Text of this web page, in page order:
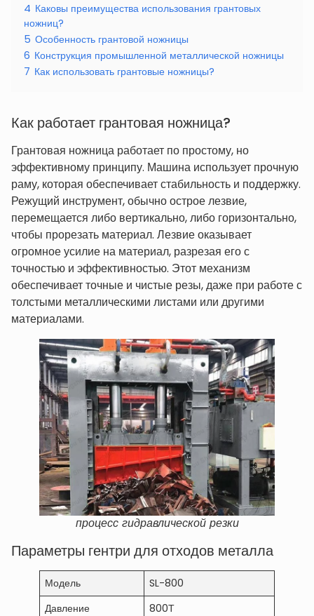
4 Каковы преимущества использования грантовых
ножниц?
5 Особенность грантовой ножницы
6 Конструкция промышленной металлической ножницы
7 Как использовать грантовые ножницы?
Как работает грантовая ножница?
Грантовая ножница работает по простому, но
эффективному принципу. Машина использует прочную
раму, которая обеспечивает стабильность и поддержку.
Режущий инструмент, обычно острое лезвие,
перемещается либо вертикально, либо горизонтально,
чтобы прорезать материал. Лезвие оказывает
огромное усилие на материал, разрезая его с
точностью и эффективностью. Этот механизм
обеспечивает точные и чистые резы, даже при работе с
толстыми металлическими листами или другими
материалами.
процесс гидравлической резки
Параметры гентри для отходов металла
Модель
SL-800
Давление
800Т